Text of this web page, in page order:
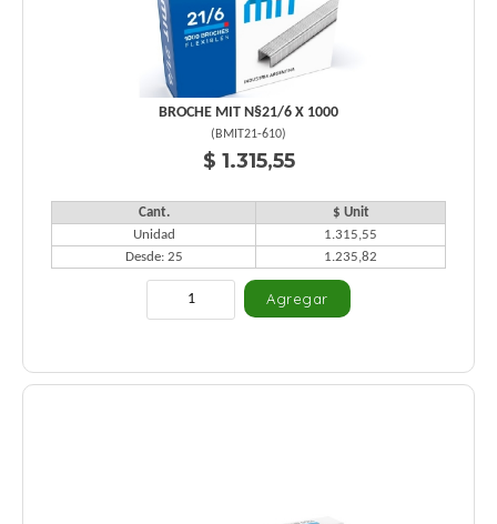
BROCHE MIT N§21/6 X 1000
(BMIT21-610)
$ 1.315,55
Cant.
$ Unit
Unidad
1.315,55
Desde: 25
1.235,82